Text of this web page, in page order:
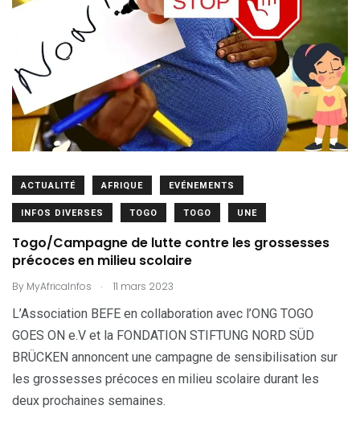
ACTUALITÉ AFRIQUE EVÉNEMENTS
INFOS DIVERSES TOGO TOGO UNE
Togo/Campagne de lutte contre les grossesses
précoces en milieu scolaire
By MyAfricaInfos . 11 mars 2023
L’Association BEFE en collaboration avec l’ONG TOGO
GOES ON e.V et la FONDATION STIFTUNG NORD SÜD
BRÜCKEN annoncent une campagne de sensibilisation sur
les grossesses précoces en milieu scolaire durant les
deux prochaines semaines.